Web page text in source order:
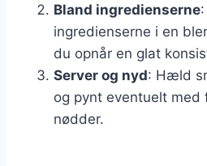
Bland ingredienserne
ingredienserne i en
du opnår en glat
Server og nyd: Hæld
og pynt eventuelt med
nødder.